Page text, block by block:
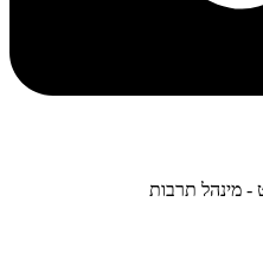
- מינהל תרבות